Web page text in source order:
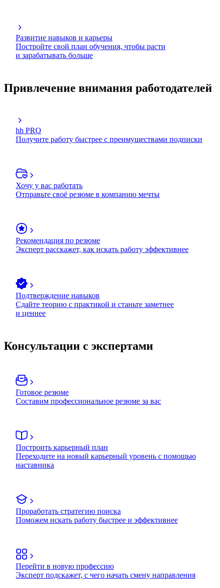
Развитие навыков и карьеры
Постройте свой план обучения, чтобы расти
и зарабатывать больше
Привлечение внимания работодателей
hh PRO
Получите работу быстрее с преимуществами подписки
Хочу у вас работать
Отправьте своё резюме в компанию мечты
Рекомендация по резюме
Эксперт расскажет, как искать работу эффективнее
Подтверждение навыков
Сдайте теорию с практикой и станьте заметнее
и ценнее
Консультации с экспертами
Готовое резюме
Составим профессиональное резюме за вас
Построить карьерный план
Переходите на новый карьерный уровень с помощью
наставника
Проработать стратегию поиска
Поможем искать работу быстрее и эффективнее
Перейти в новую профессию
Эксперт подскажет, с чего начать смену направления